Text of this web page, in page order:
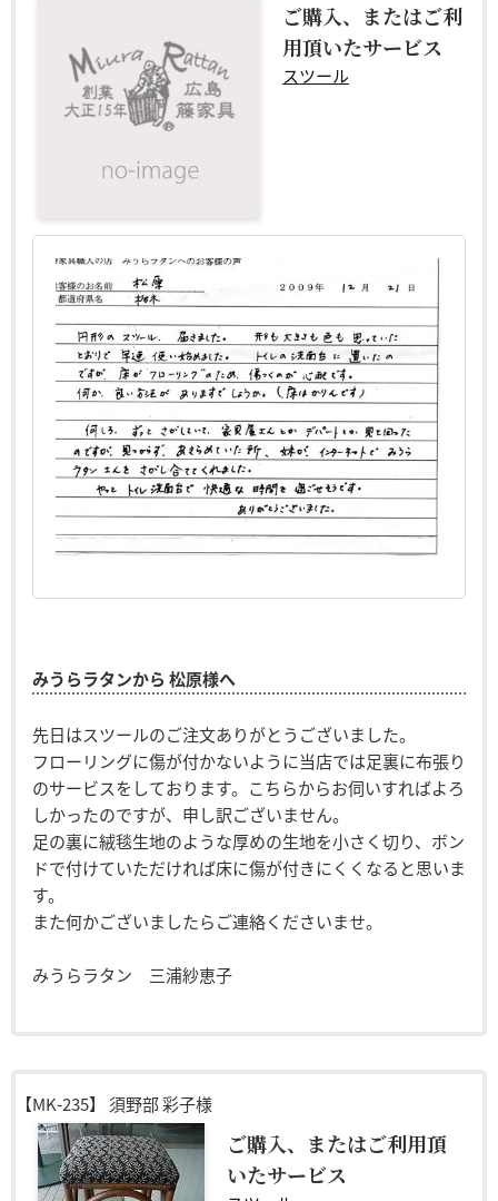
ご購入、またはご利
用頂いたサービス
スツール
みうらラタンから 松原様へ
先日はスツールのご注文ありがとうございました。
フローリングに傷が付かないように当店では足裏に布張り
のサービスをしております。こちらからお伺いすればよろ
しかったのですが、申し訳ございません。
足の裏に絨毯生地のような厚めの生地を小さく切り、ボン
ドで付けていただければ床に傷が付きにくくなると思いま
す。
また何かございましたらご連絡くださいませ。
みうらラタン 三浦紗恵子
【MK-235】 須野部 彩子様
ご購入、またはご利用頂
いたサービス